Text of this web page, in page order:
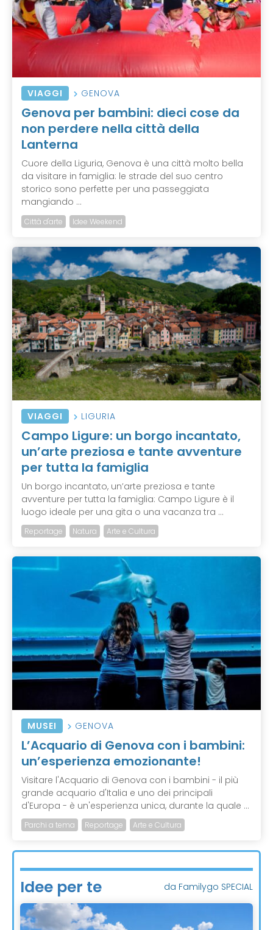
VIAGGI GENOVA
Genova per bambini: dieci cose da
non perdere nella città della
Lanterna
Cuore della Liguria, Genova è una città molto bella
da visitare in famiglia: le strade del suo centro
storico sono perfette per una passeggiata
mangiando ...
Città d'arte Idee Weekend
VIAGGI LIGURIA
Campo Ligure: un borgo incantato,
un’arte preziosa e tante avventure
per tutta la famiglia
Un borgo incantato, un’arte preziosa e tante
avventure per tutta la famiglia: Campo Ligure è il
luogo ideale per una gita o una vacanza tra ...
Reportage Natura Arte e Cultura
MUSEI GENOVA
L’Acquario di Genova con i bambini:
un’esperienza emozionante!
Visitare l'Acquario di Genova con i bambini - il più
grande acquario d'Italia e uno dei principali
d'Europa - è un'esperienza unica, durante la quale ...
Parchi a tema Reportage Arte e Cultura
Idee per te da Familygo SPECIAL